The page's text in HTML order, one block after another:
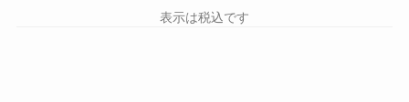
表示は税込です